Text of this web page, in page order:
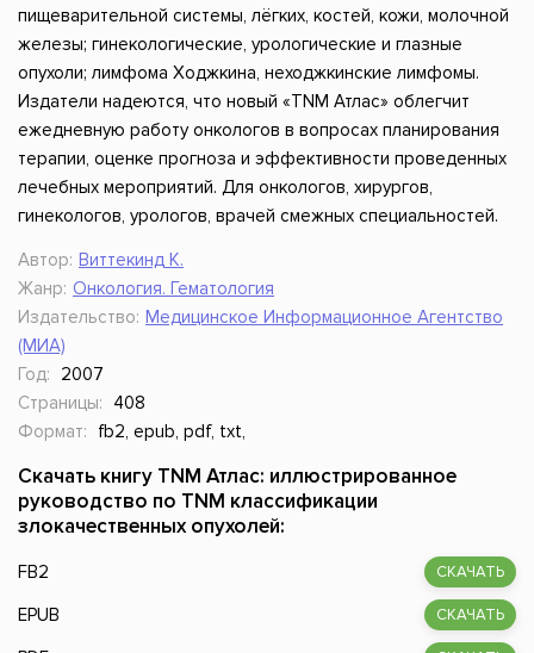
пищеварительной системы, лёгких, костей, кожи, молочной
железы; гинекологические, урологические и глазные
опухоли; лимфома Ходжкина, неходжкинские лимфомы.
Издатели надеются, что новый «TNM Атлас» облегчит
ежедневную работу онкологов в вопросах планирования
терапии, оценке прогноза и эффективности проведенных
лечебных мероприятий. Для онкологов, хирургов,
гинекологов, урологов, врачей смежных специальностей.
Автор: Виттекинд К.
Жанр: Онкология. Гематология
Издательство: Медицинское Информационное Агентство
(МИА)
Год:
2007
Страницы:
408
Формат:
fb2, epub, pdf, txt,
Скачать книгу TNM Атлас: иллюстрированное
руководство по TNM классификации
злокачественных опухолей:
FB2 СКАЧАТЬ
EPUB СКАЧАТЬ